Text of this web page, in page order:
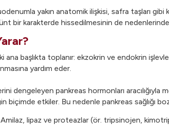
yakın anatomik ilişkisi, safra taşları
künt bir karakterde hissedilmesinin de
ana başlıkta toplanır: ekzokrin ve endokrin
yardım eder.
dengeleyen pankreas hormonları
biçimde etkiler. Bu nedenle pankreas sağlığı
Amilaz, lipaz ve proteazlar (ör. tripsinojen,